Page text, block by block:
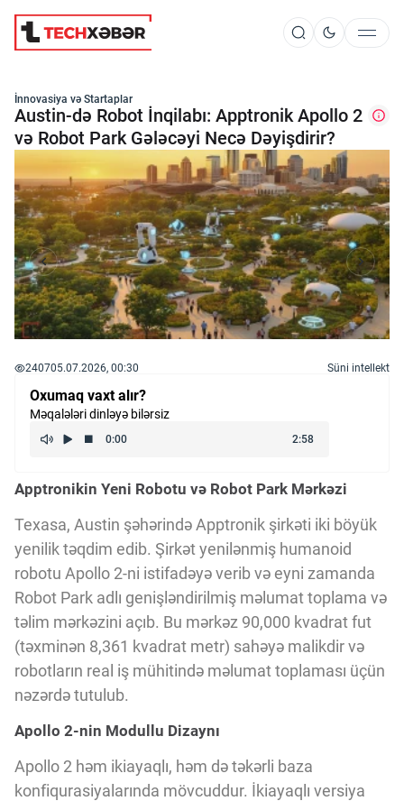
Süni İntellekt
Elm və Kosmos
Texnoloji İnkişaf
İnnovasiya və Startaplar
Robot və Cihazlar
Kriptovalyuta
ÇƏRƏZLƏR SİYASƏTİ
İSTIFADƏ ŞƏRTLƏRİ
MƏXFİLİK SİYASƏTİ
Haqqımızda
İnnovasiya və Startaplar
Austin-də Robot İnqilabı: Apptronik Apollo 2
və Robot Park Gələcəyi Necə Dəyişdirir?
240705.07.2026, 00:30 Süni intellekt
Oxumaq vaxt alır?
Məqalələri dinləyə bilərsiz
Apptronikin Yeni Robotu və Robot Park Mərkəzi
Texasa, Austin şəhərində Apptronik şirkəti iki böyük
yenilik təqdim edib. Şirkət yenilənmiş humanoid
robotu Apollo 2-ni istifadəyə verib və eyni zamanda
Robot Park adlı genişləndirilmiş məlumat toplama və
təlim mərkəzini açıb. Bu mərkəz 90,000 kvadrat fut
(təxminən 8,361 kvadrat metr) sahəyə malikdir və
robotların real iş mühitində məlumat toplaması üçün
nəzərdə tutulub.
Apollo 2-nin Modullu Dizaynı
Apollo 2 həm ikiayaqlı, həm də təkərli baza
konfiqurasiyalarında mövcuddur. İkiayaqlı versiya